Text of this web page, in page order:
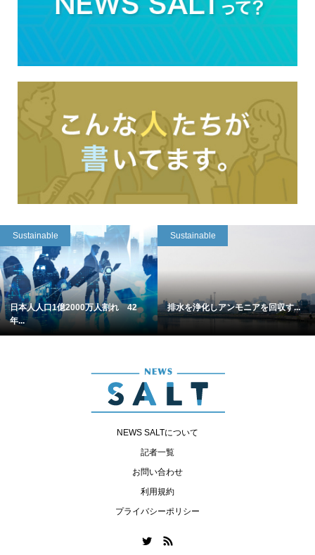
Sustainable
日本人人口1億2000万人割れ 42
年...
Sustainable
排水を浄化しアンモニアを回収す...
NEWS SALTについて
記者一覧
お問い合わせ
利用規約
プライバシーポリシー